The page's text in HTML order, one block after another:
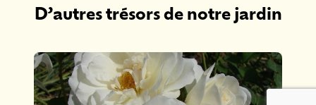
D’autres trésors de notre jardin